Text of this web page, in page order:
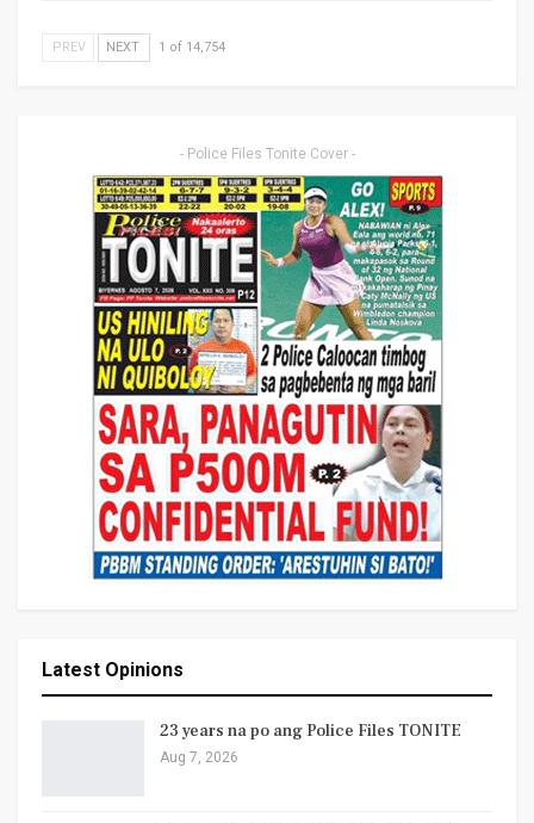
PREV NEXT 1 of 14,754
- Police Files Tonite Cover -
Latest Opinions
23 years na po ang Police Files TONITE
Aug 7, 2026